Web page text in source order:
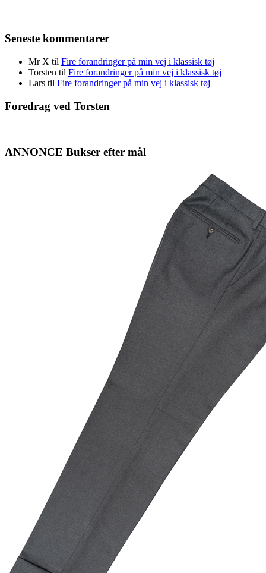
Seneste kommentarer
Mr X til Fire forandringer på min vej i klassisk tøj
Torsten til Fire forandringer på min vej i klassisk tøj
Lars til Fire forandringer på min vej i klassisk tøj
Foredrag ved Torsten
ANNONCE Bukser efter mål